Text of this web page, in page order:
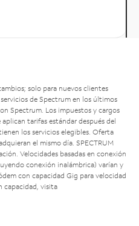
solo para nuevos clientes
de Spectrum en los últimos
Spectrum. Los impuestos y cargos
tarifas estándar después del
los servicios elegibles. Oferta
el mismo día. SPECTRUM
Velocidades basadas en conexión
conexión inalámbrica) varían y
con capacidad Gig para velocidad
capacidad, visita